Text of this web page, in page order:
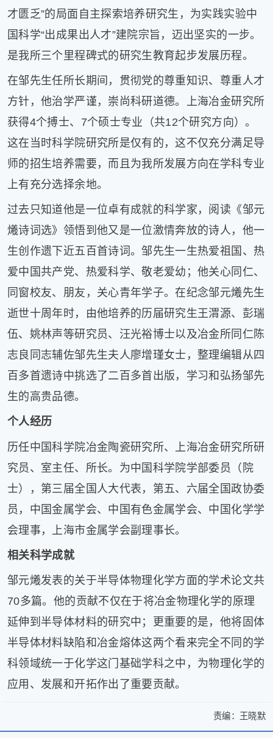
才匮乏”的局面自主探索培养研究生，为实践实验中
国科学“出成果出人才”建院宗旨，迈出坚实的一步。
是我所三个里程碑式的研究生教育起步发展历程。
在邹先生任所长期间，贯彻党的尊重知识、尊重人才
方针，他治学严谨，崇尚科研道德。上海冶金研究所
获得4个搏士、7个硕士专业（共12个研究方向）。
这在当时科学院研究所是仅有的，这不仅充分满足导
师的招生培养需要，而且为我所发展方向在学科专业
上有充分选择余地。
过去只知道他是一位卓有成就的科学家，阅读《邹元
爔诗词选》领悟到他又是一位激情奔放的诗人，他一
生创作遗下近五百首诗词。邹先生一生热爱祖国、热
爱中国共产党、热爱科学、敬老爱幼；他关心同仁、
同窗校友、朋友，关心青年学子。在纪念邹元爔先生
逝世十周年时，由他培养的历届研究生王渭源、彭瑞
伍、姚林声等研究员、汪光裕博士以及冶金所同仁陈
志良同志辅佐邹先生夫人廖增瑾女士，整理编辑从四
百多首遗诗中挑选了二百多首出版，学习和弘扬邹先
生的高贵品德。
个人经历
历任中国科学院冶金陶瓷研究所、上海冶金研究所研
究员、室主任、所长。为中国科学院学部委员（院
士），第三届全国人大代表，第五、六届全国政协委
员，中国金属学会、中国有色金属学会、中国化学学
会理事，上海市金属学会副理事长。
相关科学成就
邹元爔发表的关于半导体物理化学方面的学术论文共
70多篇。他的贡献不仅在于将冶金物理化学的原理
延伸到半导体材料的研究中；更重要的是，他将固体
半导体材料缺陷和冶金熔体这两个看来完全不同的学
科领域统一于化学这门基础学科之中，为物理化学的
应用、发展和开拓作出了重要贡献。
责编： 王晓默
邹
>
邹